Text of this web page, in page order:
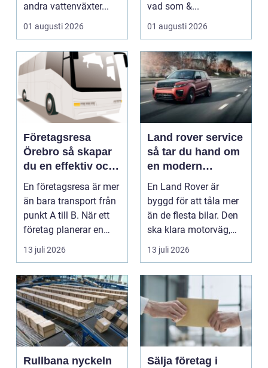
andra vattenväxter...
01 augusti 2026
vad som &...
01 augusti 2026
Företagsresa
Örebro så skapar
du en effektiv och
minnesvärd resa
En företagsresa är mer
än bara transport från
punkt A till B. När ett
företag planerar en
resa för m...
13 juli 2026
Land rover service
så tar du hand om
en modern
klassiker
En Land Rover är
byggd för att tåla mer
än de flesta bilar. Den
ska klara motorväg,
stadstrafik, gru...
13 juli 2026
Rullbana nyckeln
Sälja företag i